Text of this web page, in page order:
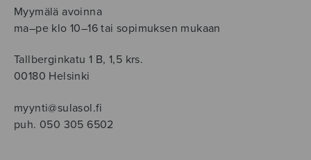
Myymälä avoinna
ma–pe klo 10–16 tai sopimuksen mukaan
Tallberginkatu 1 B, 1,5 krs.
00180 Helsinki
myynti@sulasol.fi
puh. 050 305 6502